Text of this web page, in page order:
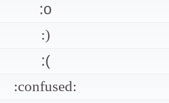
:o
:)
:(
:confused: